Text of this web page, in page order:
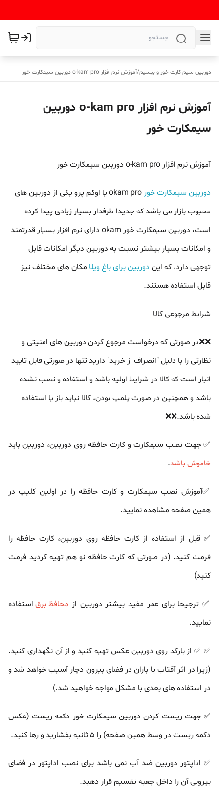
دوربین سیم کارت خور و بیسیم/آموزش نرم افزار o-kam pro دوربین سیمکارت خور
آموزش نرم افزار o-kam pro دوربین
سیمکارت خور
آموزش نرم افزار o-kam pro دوربین سیمکارت خور
دوربین سیمکارت خور
okam pro یا اوکم پرو یکی از دوربین های
محبوب بازار می باشد که جدیدا طرفدار بسیار زیادی پیدا کرده
است، دوربین سیمکارت خور okam دارای نرم افزار بسیار قدرتمند
و امکانات بسیار بیشتر نسبت به دوربین دیگر امکانات قابل
توجهی دارد، که این دوربین برای باغ ویلا مکان های مختلف نیز
قابل استفاده هستند.
شرایط مرجوعی کالا
❌️❌️در صورتی که درخواست مرجوع کردن دوربین های امنیتی و
نظارتی را با دلیل "انصراف از خرید" دارید تنها در صورتی قابل تایید
انبار است که کالا در شرایط اولیه باشد و استفاده و نصب نشده
باشد و همچنین در صورت پلمپ بودن، کالا نباید باز یا استفاده
شده باشد.❌️❌️
✅جهت نصب سیمکارت و کارت حافظه روی دوربین، دوربین باید
خاموش باشد.
✅آموزش نصب سیمکارت و کارت حافظه را در اولین کلیپ در
همین صفحه مشاهده نمایید.
✅ قبل از استفاده از کارت حافظه روی دوربین، کارت حافظه را
فرمت کنید. (در صورتی که کارت حافظه نو هم تهیه کردید فرمت
کنید)
✅ ترجیحا برای عمر مفید بیشتر دوربین از محافظ برق استفاده
نمایید.
✅ ✅ از بارکد روی دوربین عکس تهیه کنید و از آن نگهداری کنید.
(زیرا در اثر آفتاب یا باران در فضای بیرون دچار آسیب خواهد شد و
در استفاده های بعدی با مشکل مواجه خواهید شد.)
✅ جهت ریست کردن دوربین سیمکارت خور دکمه ریست (عکس
دکمه ریست در وسط همین صفحه) را 5 ثانیه بفشارید و رها کنید.
✅ اداپتور دوربین ضد آب نمی باشد برای نصب اداپتور در فضای
بیرونی آن را داخل جعبه تقسیم قرار دهید.